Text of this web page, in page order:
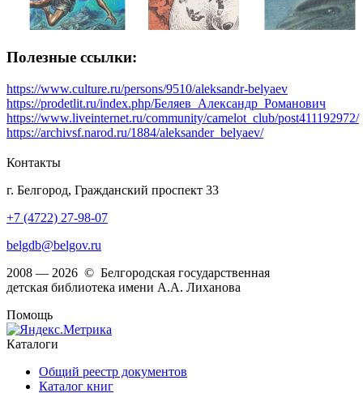
Полезные ссылки:
https://www.culture.ru/persons/9510/aleksandr-belyaev
https://prodetlit.ru/index.php/Беляев_Александр_Романович
https://www.liveinternet.ru/community/camelot_club/post411192972/
https://archivsf.narod.ru/1884/aleksander_belyaev/
Контакты
г. Белгород, Гражданский проспект 33
+7 (4722) 27-98-07
belgdb@belgov.ru
2008 — 2026 © Белгородская государственная
детская библиотека имени А.А. Лиханова
Помощь
Каталоги
Общий реестр документов
Каталог книг